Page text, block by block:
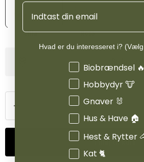
Lilla Rosa
Tilføj til kurv
Email
Hvad er du interesseret i?
Interesser
Biobrændsel 🔥
Hobbydyr 🐮
Gnaver 🐰
Hus & Have 🏠
Hest & Rytter
Kat 🐈